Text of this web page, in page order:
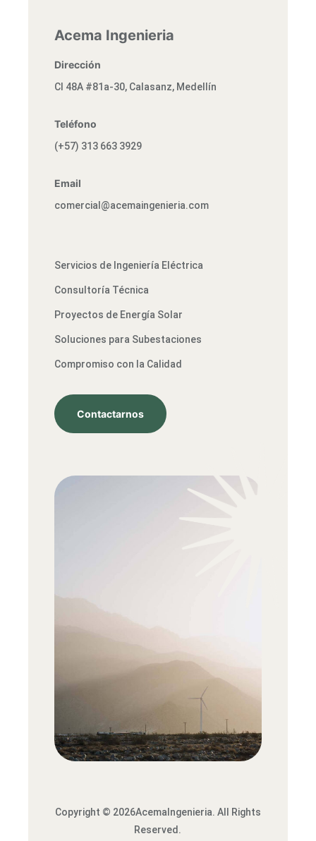
Acema Ingenieria
Dirección
Cl 48A #81a-30, Calasanz, Medellín
Teléfono
(+57) 313 663 3929
Email
comercial@acemaingenieria.com
Servicios de Ingeniería Eléctrica
Consultoría Técnica
Proyectos de Energía Solar
Soluciones para Subestaciones
Compromiso con la Calidad
Contactarnos
Copyright © 2026AcemaIngenieria. All Rights
Reserved.